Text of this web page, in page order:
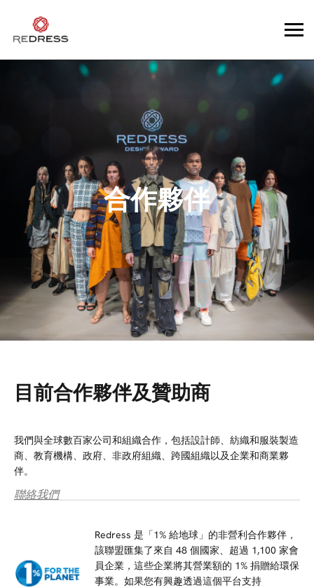
合作夥伴
目前合作夥伴及贊助商
我們與全球數百家公司和組織合作，包括設計師、紡織和服裝製造
商、教育機構、政府、非政府組織、跨國組織以及企業和商業夥
伴。
聯絡我們
Redress 是「1% 給地球」的非營利合作夥伴，
該聯盟匯集了來自 48 個國家、超過 1,100 家會
員企業，這些企業將其營業額的 1% 捐贈給環保
事業。如果您有興趣透過這個平台支持